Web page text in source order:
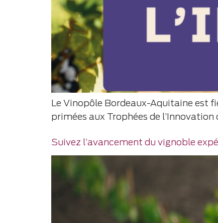
Le Vinopôle Bordeaux-Aquitaine est
primées aux Trophées de l’Innovation
Suivez l’avancement du vignoble